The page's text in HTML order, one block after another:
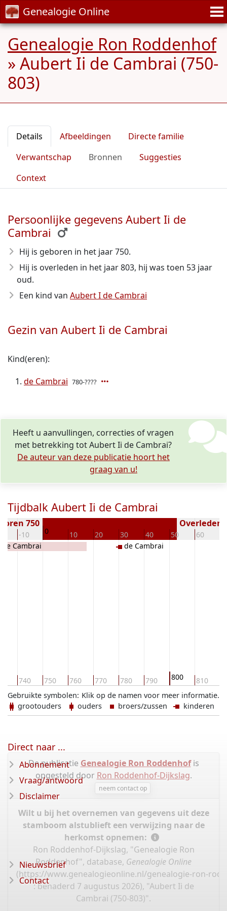
Genealogie Online
Genealogie Ron Roddenhof
» Aubert Ii de Cambrai (750-
803)
Details Afbeeldingen
Directe familie
Verwantschap
Bronnen
Suggesties
Context
Persoonlijke gegevens Aubert Ii de
Cambrai
Hij is geboren in het jaar 750.
Hij is overleden in het jaar 803, hij was toen 53 jaar
oud.
Een kind van Aubert I de Cambrai
Gezin van Aubert Ii de Cambrai
Kind(eren):
de Cambrai 780-????
Heeft u aanvullingen, correcties of vragen
met betrekking tot Aubert Ii de Cambrai?
De auteur van deze publicatie hoort het
graag van u!
Tijdbalk Aubert Ii de Cambrai
-10 0 10 20 30 40 50 60
750 Overleden
740 750 760 770 780 790 800 810
Cambrai de Cambrai
Klik op de namen voor meer informatie.
Gebruikte symbolen:
grootouders
ouders broers/zussen kinderen
De publicatie Genealogie Ron Roddenhofis
opgesteld door Ron Roddenhof-Dijkslag.
neem contact op
Wilt u bij het overnemen van gegevens uit deze
stamboom alstublieft een verwijzing naar de
herkomst opnemen:
Ron Roddenhof-Dijkslag, "Genealogie Ron
Roddenhof", database, Genealogie Online
(https://www.genealogieonline.nl/genealogie-ron-
: benaderd 7 augustus 2026), "Aubert Ii de
Cambrai (750-803)".
Direct naar ...
Abonnement
Vraag/antwoord
Disclaimer
Nieuwsbrief
Contact